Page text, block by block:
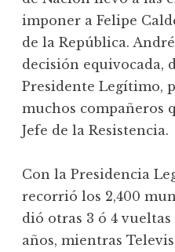
imponer a Felipe
de la República.
decisión equivocada,
Presidente Legítimo,
muchos compañeros
Jefe de la Resistencia.
Con la Presidencia
recorrió los 2,400
dió otras 3 ó 4
años, mientras